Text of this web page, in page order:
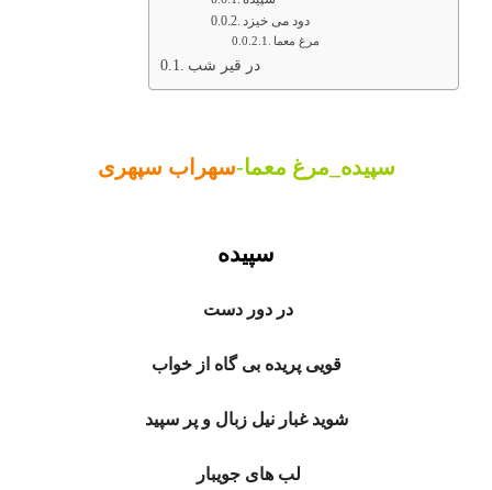
دود می خیزد
مرغ معما
در قیر شب
سپیده_مرغ معما-سهراب سپهری
سپیده
در دور دست
قویی پریده بی گاه از خواب
شوید غبار نیل زبال و پر سپید
لب های جویبار